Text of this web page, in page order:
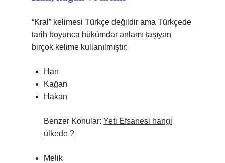
“Kral” kelimesi Türkçe değildir ama Türkçede
tarih boyunca hükümdar anlamı taşıyan
birçok kelime kullanılmıştır:
Han
Kağan
Hakan
Benzer Konular: Yeti Efsanesi hangi
ülkede ?
Melik